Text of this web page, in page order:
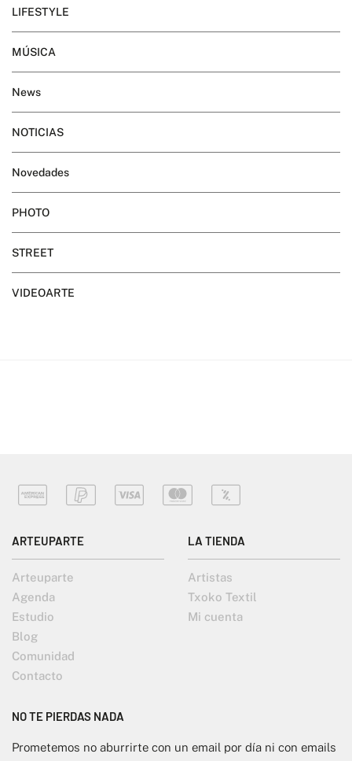
LIFESTYLE
MÚSICA
News
NOTICIAS
Novedades
PHOTO
STREET
VIDEOARTE
ARTEUPARTE
Arteuparte
Agenda
Estudio
Blog
Comunidad
Contacto
LA TIENDA
Artistas
Txoko Textil
Mi cuenta
NO TE PIERDAS NADA
Prometemos no aburrirte con un email por día ni con emails